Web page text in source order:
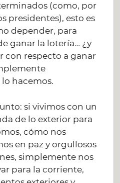
(como, por
presidentes), esto es
depender, para
ganar la lotería… ¿y
con respecto a ganar
hacemos.
si vivimos con un
de lo exterior para
cómo nos
en paz y orgullosos
simplemente nos
para la corriente,